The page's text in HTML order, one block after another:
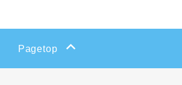
Pagetop